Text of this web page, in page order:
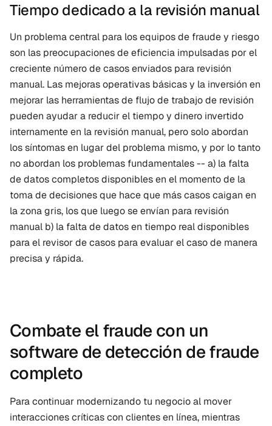
Tiempo dedicado a la revisión manual
Un problema central para los equipos de fraude y riesgo
son las preocupaciones de eficiencia impulsadas por el
creciente número de casos enviados para revisión
manual. Las mejoras operativas básicas y la inversión en
mejorar las herramientas de flujo de trabajo de revisión
pueden ayudar a reducir el tiempo y dinero invertido
internamente en la revisión manual, pero solo abordan
los síntomas en lugar del problema mismo, y por lo tanto
no abordan los problemas fundamentales -- a) la falta
de datos completos disponibles en el momento de la
toma de decisiones que hace que más casos caigan en
la zona gris, los que luego se envían para revisión
manual b) la falta de datos en tiempo real disponibles
para el revisor de casos para evaluar el caso de manera
precisa y rápida.
Combate el fraude con un
software de detección de fraude
completo
Para continuar modernizando tu negocio al mover
interacciones críticas con clientes en línea, mientras